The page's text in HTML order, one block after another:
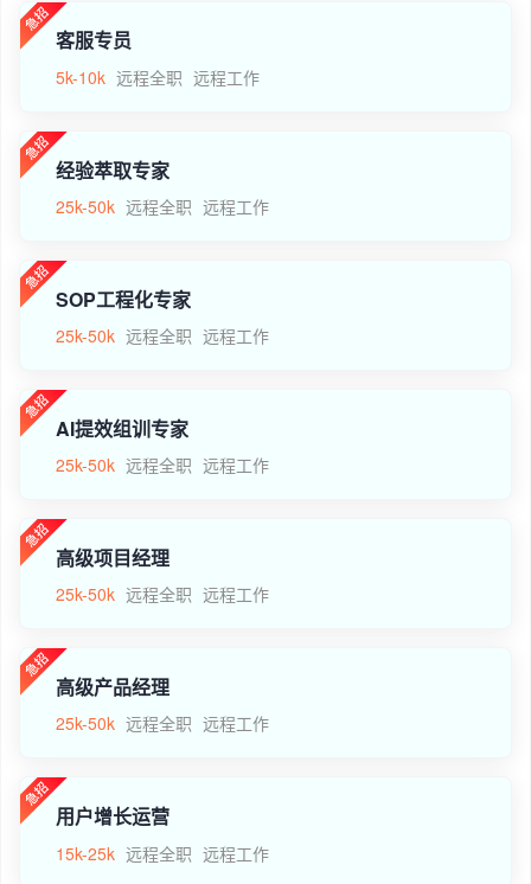
客服专员
5k-10k 远程全职 远程工作
经验萃取专家
25k-50k 远程全职 远程工作
SOP工程化专家
25k-50k 远程全职 远程工作
AI提效组训专家
25k-50k 远程全职 远程工作
高级项目经理
25k-50k 远程全职 远程工作
高级产品经理
25k-50k 远程全职 远程工作
用户增长运营
15k-25k 远程全职 远程工作